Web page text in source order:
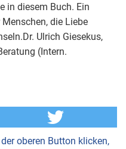
in diesem Buch. Ein
die Liebe
Ulrich Giesekus,
(Intern.
oberen Button klicken,